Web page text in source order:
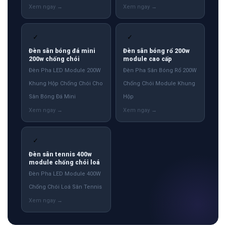
✓
Đèn sân bóng đá mini
200w chống chói
Đèn Pha LED Module 200W
Khung Hộp Chống Chói Cho
Sân Bóng Đá Mini
✓
Đèn sân bóng rổ 200w
module cao cấp
Đèn Pha Sân Bóng Rổ 200W
Chống Chói Module Khung
Hộp
✓
Đèn sân tennis 400w
module chống chói loá
Đèn Pha LED Module 400W
Chống Chói Loá Sân Tennis